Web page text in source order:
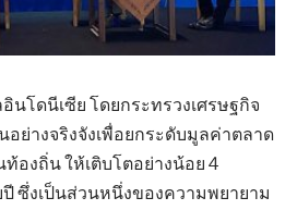
นโดนีเซีย โดยกระทรวงเศรษฐกิจ
อย่างจริงจังเพื่อยกระดับมูลค่าตลาด
องถิ่น ให้เติบโตอย่างน้อย 4
ปี ซึ่งเป็นส่วนหนึ่งของความพยายาม